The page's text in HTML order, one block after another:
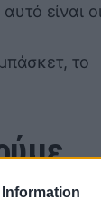
είναι οι
το